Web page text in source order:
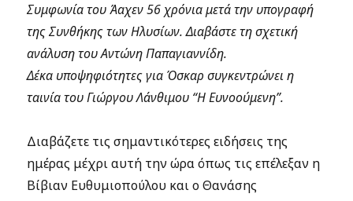
Συμφωνία του Άαχεν 56 χρόνια μετά την υπογραφή
της Συνθήκης των Ηλυσίων. Διαβάστε τη σχετική
ανάλυση του Αντώνη Παπαγιαννίδη.
Δέκα υποψηφιότητες για Όσκαρ συγκεντρώνει η
ταινία του Γιώργου Λάνθιμου “Η Ευνοούμενη”.
Διαβάζετε τις σημαντικότερες ειδήσεις της
ημέρας μέχρι αυτή την ώρα όπως τις επέλεξαν η
Βίβιαν Ευθυμιοπούλου και ο Θανάσης